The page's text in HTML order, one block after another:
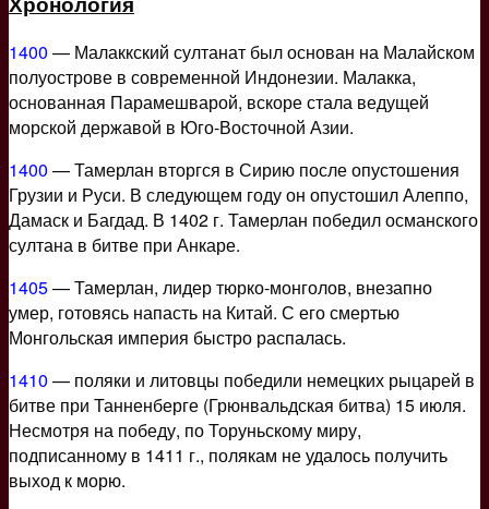
1400 — Малаккский султанат был основан на Малайском
полуострове в современной Индонезии. Малакка,
основанная Парамешварой, вскоре стала ведущей
морской державой в Юго-Восточной Азии.
1400 — Тамерлан вторгся в Сирию после опустошения
Грузии и Руси. В следующем году он опустошил Алеппо,
Дамаск и Багдад. В 1402 г. Тамерлан победил османского
султана в битве при Анкаре.
1405— Тамерлан, лидер тюрко-монголов, внезапно
умер, готовясь напасть на Китай. С его смертью
Монгольская империя быстро распалась.
1410 — поляки и литовцы победили немецких рыцарей в
битве при Танненберге (Грюнвальдская битва) 15 июля.
Несмотря на победу, по Торуньскому миру,
подписанному в 1411 г., полякам не удалось получить
выход к морю.